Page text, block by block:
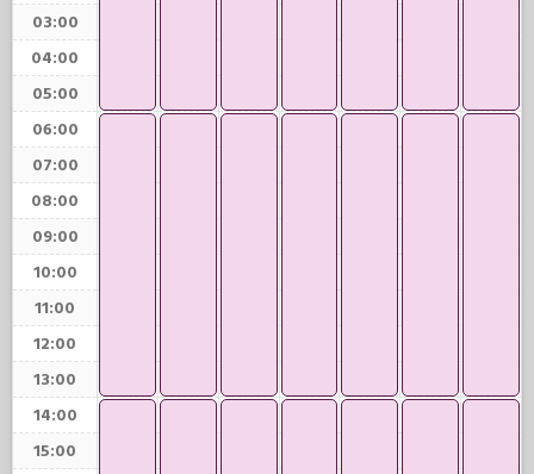
03:00
04:00
05:00
06:00
07:00
08:00
09:00
10:00
11:00
12:00
13:00
14:00
15:00